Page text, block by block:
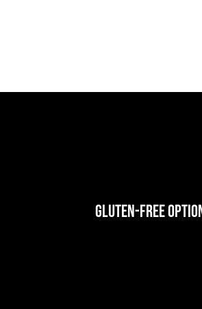
Gluten-Free